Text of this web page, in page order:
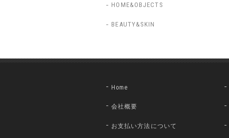
HOME&OBJECTS
BEAUTY&SKIN
Home
会社概要
お支払い方法について